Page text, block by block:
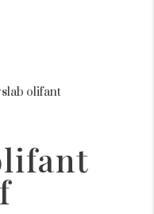
olifant